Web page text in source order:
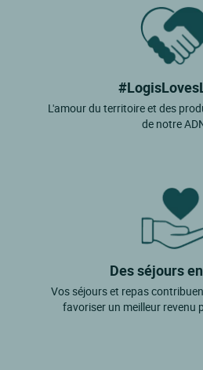
L'amour du territoire et des
de notre
Des séjours
Vos séjours et repas
favoriser un meilleur revenu